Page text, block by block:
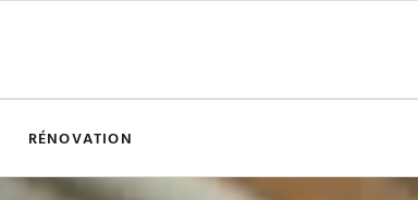
RÉNOVATION